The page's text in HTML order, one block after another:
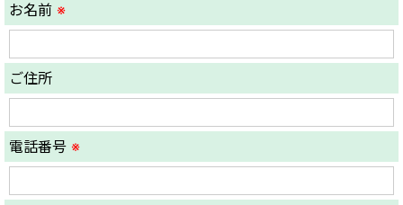
お名前 ※
ご住所
電話番号 ※